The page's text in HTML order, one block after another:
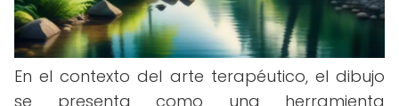
En el contexto del arte terapéutico, el dibujo
se presenta como una herramienta